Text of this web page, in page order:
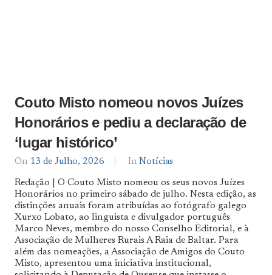
Couto Misto nomeou novos Juízes
Honorários e pediu a declaração de
‘lugar histórico’
On 13 de Julho, 2026
By
De
Norte
a
Sul
In Notícias
Redação | O Couto Misto nomeou os seus novos Juízes
Honorários no primeiro sábado de julho. Nesta edição, as
distinções anuais foram atribuídas ao fotógrafo galego
Xurxo Lobato, ao linguista e divulgador português
Marco Neves, membro do nosso Conselho Editorial, e à
Associação de Mulheres Rurais A Raia de Baltar. Para
além das nomeações, a Associação de Amigos do Couto
Misto, apresentou uma iniciativa institucional,